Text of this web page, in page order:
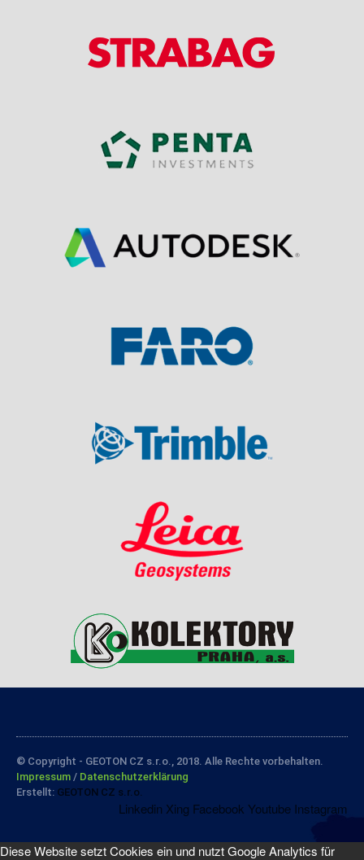
© Copyright - GEOTON CZ s.r.o., 2018. Alle Rechte vorbehalten.
Impressum / Datenschutzerklärung
Erstellt: GEOTON CZ s.r.o.
Linkedin Xing Facebook Youtube Instagram
Diese Website setzt Cookies ein und nutzt Google Analytics für